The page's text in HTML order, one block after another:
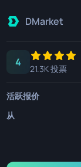
DMarket
4
21.3K 投票
活跃报价
从